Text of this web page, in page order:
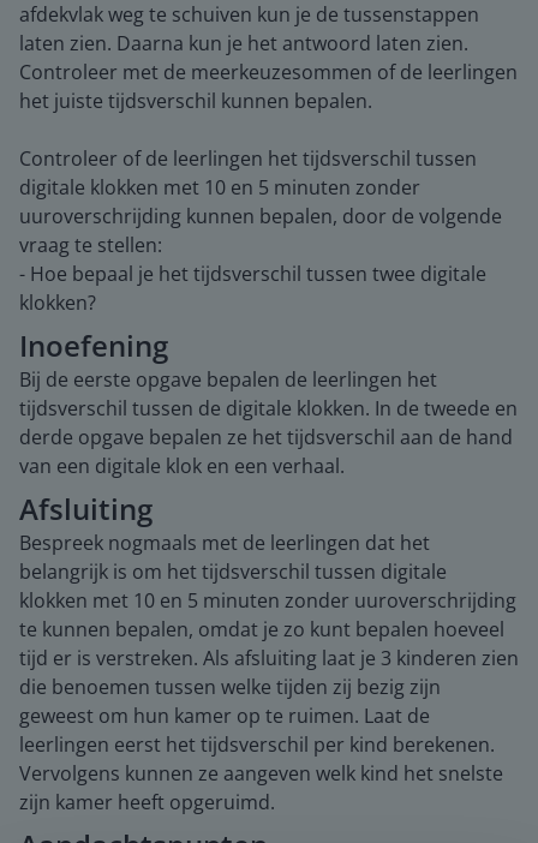
afdekvlak weg te schuiven kun je de tussenstappen
laten zien. Daarna kun je het antwoord laten zien.
Controleer met de meerkeuzesommen of de leerlingen
het juiste tijdsverschil kunnen bepalen.
Controleer of de leerlingen het tijdsverschil tussen
digitale klokken met 10 en 5 minuten zonder
uuroverschrijding kunnen bepalen, door de volgende
vraag te stellen:
- Hoe bepaal je het tijdsverschil tussen twee digitale
klokken?
Inoefening
Bij de eerste opgave bepalen de leerlingen het
tijdsverschil tussen de digitale klokken. In de tweede en
derde opgave bepalen ze het tijdsverschil aan de hand
van een digitale klok en een verhaal.
Afsluiting
Bespreek nogmaals met de leerlingen dat het
belangrijk is om het tijdsverschil tussen digitale
klokken met 10 en 5 minuten zonder uuroverschrijding
te kunnen bepalen, omdat je zo kunt bepalen hoeveel
tijd er is verstreken. Als afsluiting laat je 3 kinderen zien
die benoemen tussen welke tijden zij bezig zijn
geweest om hun kamer op te ruimen. Laat de
leerlingen eerst het tijdsverschil per kind berekenen.
Vervolgens kunnen ze aangeven welk kind het snelste
zijn kamer heeft opgeruimd.